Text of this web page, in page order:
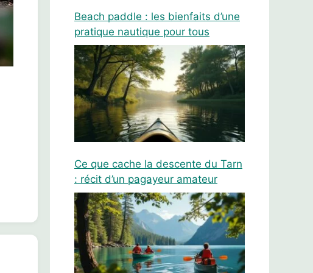
Beach paddle : les bienfaits d’une
pratique nautique pour tous
Ce que cache la descente du Tarn
: récit d’un pagayeur amateur